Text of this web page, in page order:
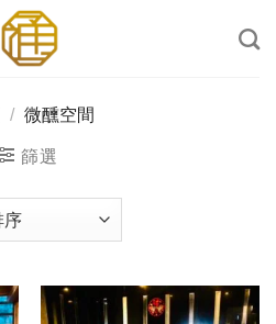
/ 微醺空間
篩選